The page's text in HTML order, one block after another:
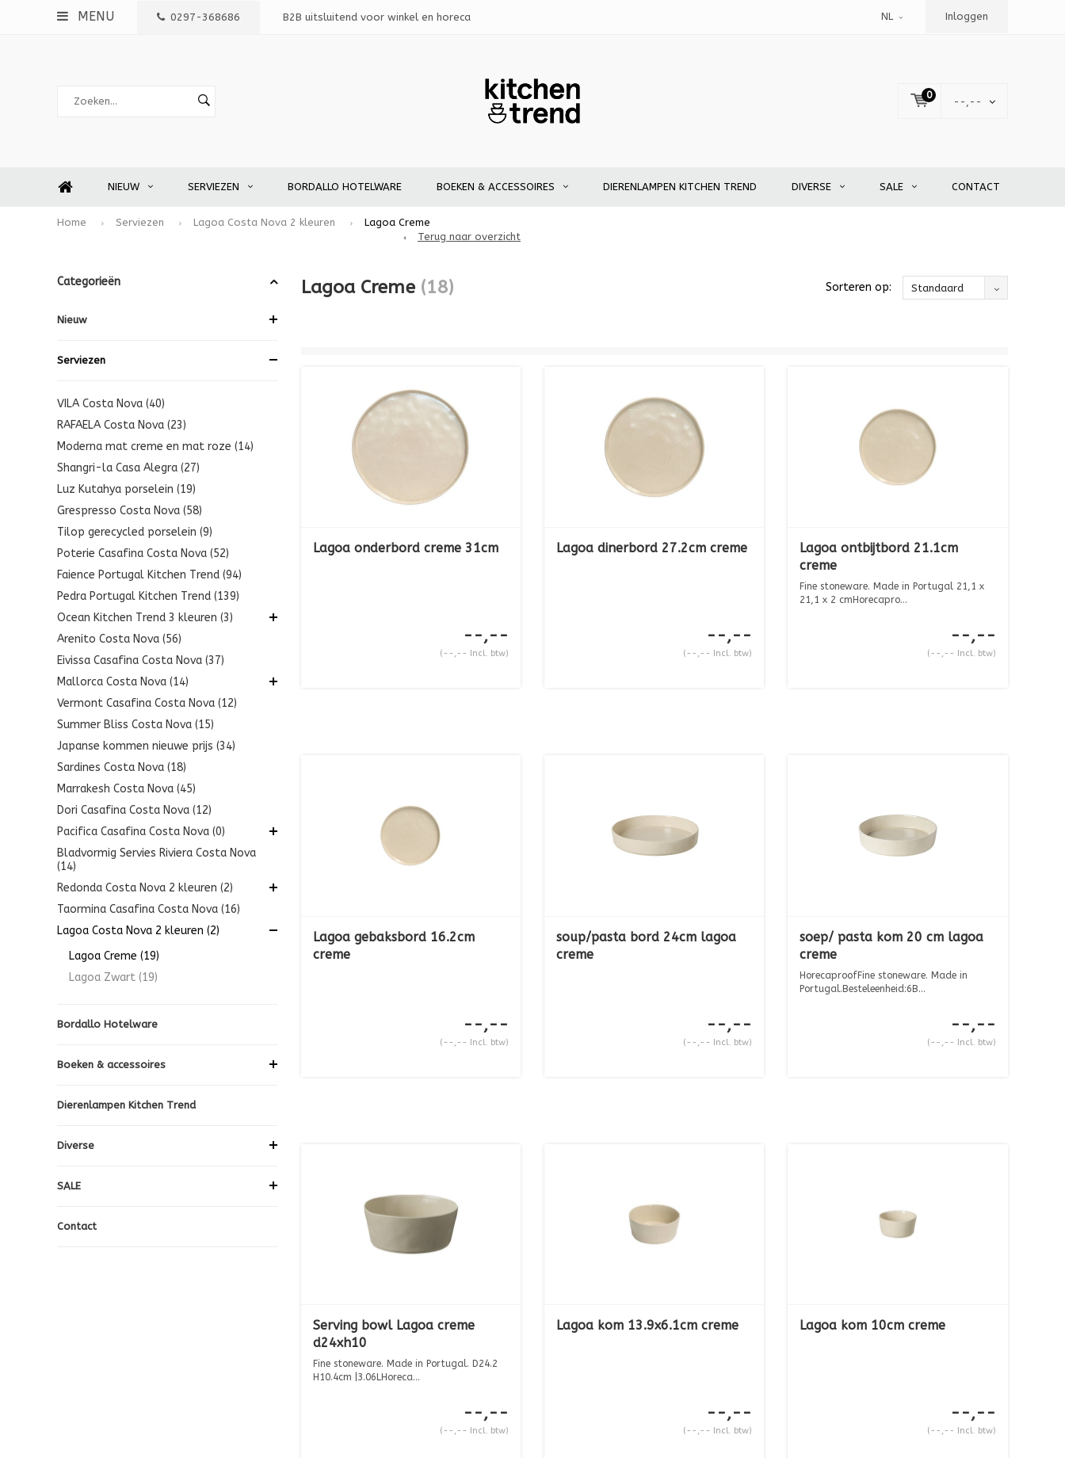
MENU 0297-368686 B2B uitsluitend voor winkel en horeca NL Inloggen
0
--,--
NIEUW SERVIEZEN BORDALLO HOTELWARE BOEKEN & ACCESSOIRES DIERENLAMPEN KITCHEN TREND DIVERSE SALE CONTACT
Home Serviezen Lagoa Costa Nova 2 kleuren
Lagoa Creme
Terug naar overzicht
Categorieën
Nieuw
Serviezen
VILA Costa Nova (40)
RAFAELA Costa Nova (23)
Moderna mat creme en mat roze (14)
Shangri-la Casa Alegra (27)
Luz Kutahya porselein (19)
Grespresso Costa Nova (58)
Tilop gerecycled porselein (9)
Poterie Casafina Costa Nova (52)
Faience Portugal Kitchen Trend (94)
Pedra Portugal Kitchen Trend (139)
Ocean Kitchen Trend 3 kleuren (3)
Arenito Costa Nova (56)
Eivissa Casafina Costa Nova (37)
Mallorca Costa Nova (14)
Vermont Casafina Costa Nova (12)
Summer Bliss Costa Nova (15)
Japanse kommen nieuwe prijs (34)
Sardines Costa Nova (18)
Marrakesh Costa Nova (45)
Dori Casafina Costa Nova (12)
Pacifica Casafina Costa Nova (0)
Bladvormig Servies Riviera Costa Nova
(14)
Redonda Costa Nova 2 kleuren (2)
Taormina Casafina Costa Nova (16)
Lagoa Costa Nova 2 kleuren (2)
Lagoa Creme (19)
Lagoa Zwart (19)
Bordallo Hotelware
Boeken & accessoires
Dierenlampen Kitchen Trend
Diverse
SALE
Contact
Lagoa Creme (18) Sorteren op: Standaard
Lagoa onderbord creme 31cm
--,--
(--,-- Incl. btw)
Lagoa dinerbord 27.2cm creme
--,--
(--,-- Incl. btw)
Lagoa ontbijtbord 21.1cm
creme
Fine stoneware. Made in Portugal 21,1 x
21,1 x 2 cmHorecapro...
--,--
(--,-- Incl. btw)
Lagoa gebaksbord 16.2cm
creme
--,--
(--,-- Incl. btw)
soup/pasta bord 24cm lagoa
creme
--,--
(--,-- Incl. btw)
soep/ pasta kom 20 cm lagoa
creme
HorecaproofFine stoneware. Made in
Portugal.Besteleenheid:6B...
--,--
(--,-- Incl. btw)
Serving bowl Lagoa creme
d24xh10
Fine stoneware. Made in Portugal. D24.2
H10.4cm |3.06LHoreca...
--,--
(--,-- Incl. btw)
Lagoa kom 13.9x6.1cm creme
--,--
(--,-- Incl. btw)
Lagoa kom 10cm creme
--,--
(--,-- Incl. btw)